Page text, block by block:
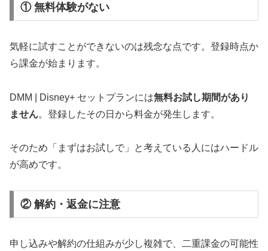
① 無料体験がない
気軽に試すことができないのは残念な点です。登録時点か
ら課金が始まります。
DMM | Disney+ セットプランには無料お試し期間があり
ません。登録したその日から料金が発生します。
そのため「まずはお試しで」と考えている人にはハードル
が高めです。
② 解約・返金に注意
申し込みや解約の仕組みが少し複雑で、二重課金の可能性